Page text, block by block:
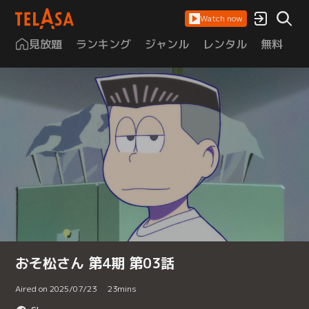
Watch now
見放題 ランキング ジャンル レンタル 無料
おそ松さん 第4期 第03話
Aired on 2025/07/23 23mins